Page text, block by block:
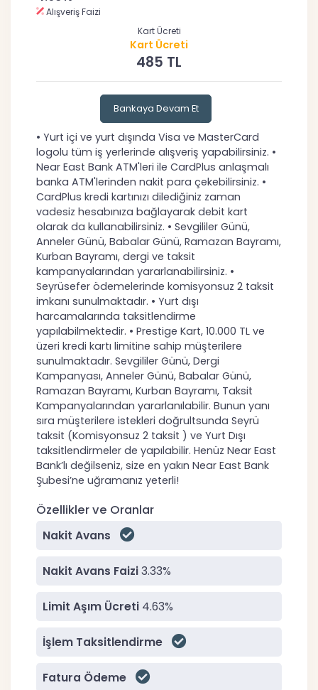
Alışveriş Faizi
Kart Ücreti
Kart Ücreti
485 TL
Bankaya Devam Et
• Yurt içi ve yurt dışında Visa ve MasterCard
logolu tüm iş yerlerinde alışveriş yapabilirsiniz. •
Near East Bank ATM'leri ile CardPlus anlaşmalı
banka ATM'lerinden nakit para çekebilirsiniz. •
CardPlus kredi kartınızı dilediğiniz zaman
vadesiz hesabınıza bağlayarak debit kart
olarak da kullanabilirsiniz. • Sevgililer Günü,
Anneler Günü, Babalar Günü, Ramazan Bayramı,
Kurban Bayramı, dergi ve taksit
kampanyalarından yararlanabilirsiniz. •
Seyrüsefer ödemelerinde komisyonsuz 2 taksit
imkanı sunulmaktadır. • Yurt dışı
harcamalarında taksitlendirme
yapılabilmektedir. • Prestige Kart, 10.000 TL ve
üzeri kredi kartı limitine sahip müşterilere
sunulmaktadır. Sevgililer Günü, Dergi
Kampanyası, Anneler Günü, Babalar Günü,
Ramazan Bayramı, Kurban Bayramı, Taksit
Kampanyalarından yararlanılabilir. Bunun yanı
sıra müşterilere istekleri doğrultsunda Seyrü
taksit (Komisyonsuz 2 taksit ) ve Yurt Dışı
taksitlendirmeler de yapılabilir. Henüz Near East
Bank’lı değilseniz, size en yakın Near East Bank
Şubesi’ne uğramanız yeterli!
Özellikler ve Oranlar
Nakit Avans
Nakit Avans Faizi3.33%
Limit Aşım Ücreti 4.63%
İşlem Taksitlendirme
Fatura Ödeme